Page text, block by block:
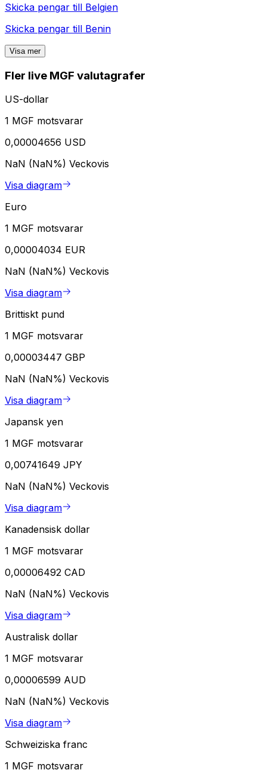
Skicka pengar till Belgien
Skicka pengar till Benin
Visa mer
Fler live MGF valutagrafer
US-dollar
1 MGF motsvarar
0,00004656 USD
NaN (NaN%) Veckovis
Visa diagram
Euro
1 MGF motsvarar
0,00004034 EUR
NaN (NaN%) Veckovis
Visa diagram
Brittiskt pund
1 MGF motsvarar
0,00003447 GBP
NaN (NaN%) Veckovis
Visa diagram
Japansk yen
1 MGF motsvarar
0,00741649 JPY
NaN (NaN%) Veckovis
Visa diagram
Kanadensisk dollar
1 MGF motsvarar
0,00006492 CAD
NaN (NaN%) Veckovis
Visa diagram
Australisk dollar
1 MGF motsvarar
0,00006599 AUD
NaN (NaN%) Veckovis
Visa diagram
Schweiziska franc
1 MGF motsvarar